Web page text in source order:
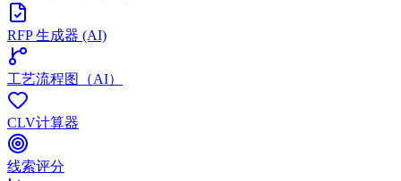
RFP 生成器 (AI)
工艺流程图（AI）
CLV计算器
线索评分